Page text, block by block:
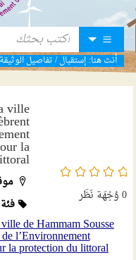
أنت هنا: إستقبال/تفاصيل الوثيقة
mail
/5
0وُجْهَة نَظَر
ville
la
de Hammam Sousse
l’Environnement
la protection du littoral